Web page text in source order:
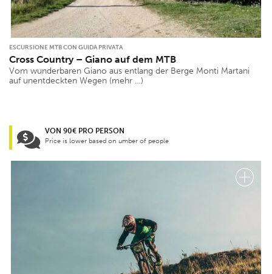
Durchschnittliche
Geschwindigkeit
Min Max
Extra
Für Familien
ESCURSIONE MTB CON GUIDA PRIVATA
Cross Country – Giano auf dem MTB
Vom wunderbaren Giano aus entlang der Berge Monti Martani
auf unentdeckten Wegen (mehr …)
VON 90€ PRO PERSON
Price is lower based on umber of people